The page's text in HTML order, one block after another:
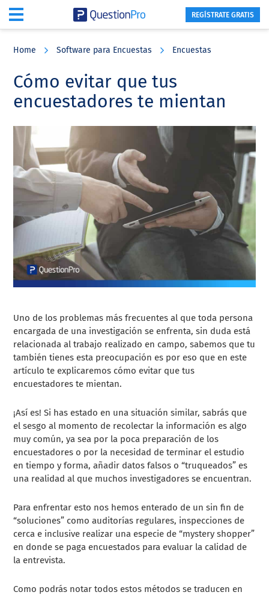
content
sidebar
REGÍSTRATE GRATIS
Home Software para Encuestas Encuestas
Cómo evitar que tus
encuestadores te mientan
Uno de los problemas más frecuentes al que toda persona
encargada de una investigación se enfrenta, sin duda está
relacionada al trabajo realizado en campo, sabemos que tu
también tienes esta preocupación es por eso que en este
artículo te explicaremos cómo evitar que tus
encuestadores te mientan.
¡Así es! Si has estado en una situación similar, sabrás que
el sesgo al momento de recolectar la información es algo
muy común, ya sea por la poca preparación de los
encuestadores o por la necesidad de terminar el estudio
en tiempo y forma, añadir datos falsos o “truqueados” es
una realidad al que muchos investigadores se encuentran.
Para enfrentar esto nos hemos enterado de un sin fin de
“soluciones” como auditorías regulares, inspecciones de
cerca e inclusive realizar una especie de “mystery shopper”
en donde se paga encuestados para evaluar la calidad de
la entrevista.
Como podrás notar todos estos métodos se traducen en